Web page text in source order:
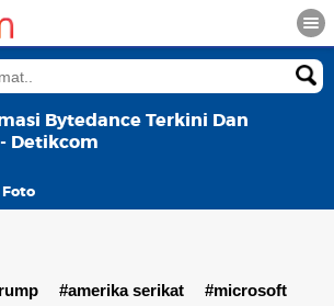
Bytedance Terkini Dan
Detikcom
Foto
#amerika serikat
#microsoft